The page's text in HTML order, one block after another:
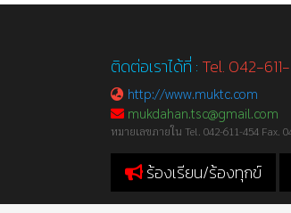
ติดต่อเราได้ที่ : Tel. 042-
http://www.muktc.com
mukdahan.tsc@gmail.com
หมายเลขภายใน Tel. 042-611-454 Fax.
ร้องเรียน/ร้องทุกข์